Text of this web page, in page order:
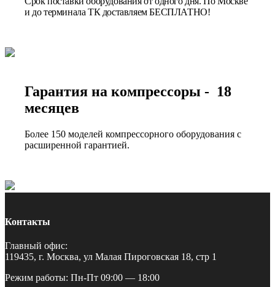
и до терминала ТК доставляем БЕСПЛАТНО!
Гарантия на компрессоры - 18
месяцев
Более 150 моделей компрессорного оборудования с
расширенной гарантией.
Контакты
Главный офис:
119435, г. Москва, ул Малая Пироговская 18, стр 1
Режим работы: Пн-Пт 09:00 — 18:00